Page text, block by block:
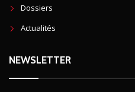
Dossiers
Actualités
NEWSLETTER